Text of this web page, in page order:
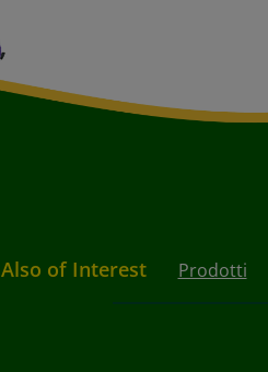
Also of Interest Prodotti